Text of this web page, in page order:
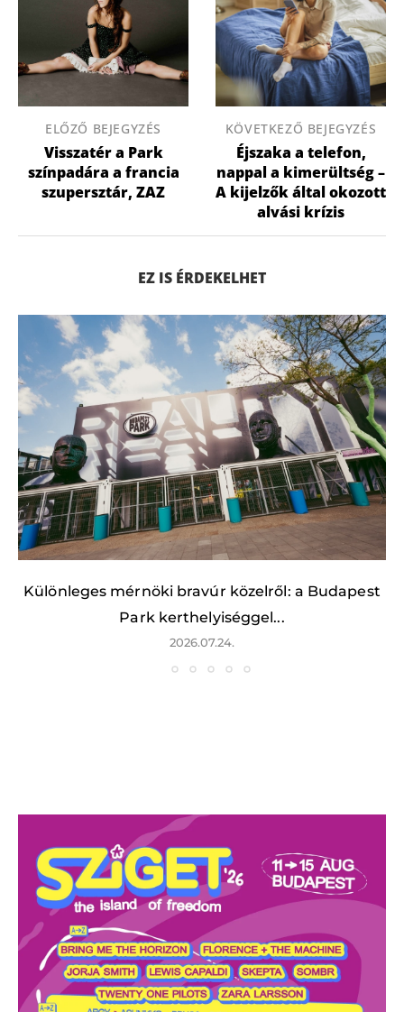
ELŐZŐ BEJEGYZÉS
Visszatér a Park
színpadára a francia
szupersztár, ZAZ
KÖVETKEZŐ BEJEGYZÉS
Éjszaka a telefon,
nappal a kimerültség –
A kijelzők által okozott
alvási krízis
EZ IS ÉRDEKELHET
Különleges mérnöki bravúr közelről: a Budapest
Park kerthelyiséggel...
2026.07.24.